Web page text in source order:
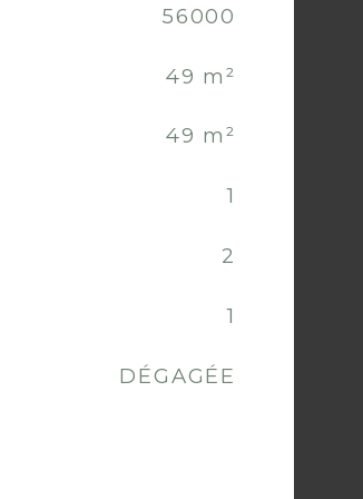
56000
49 m²
49 m²
1
2
1
DÉGAGÉE